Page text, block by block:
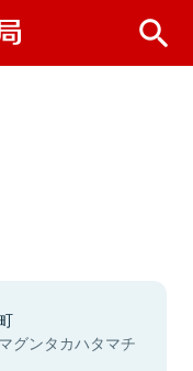
グンタカハタマチ